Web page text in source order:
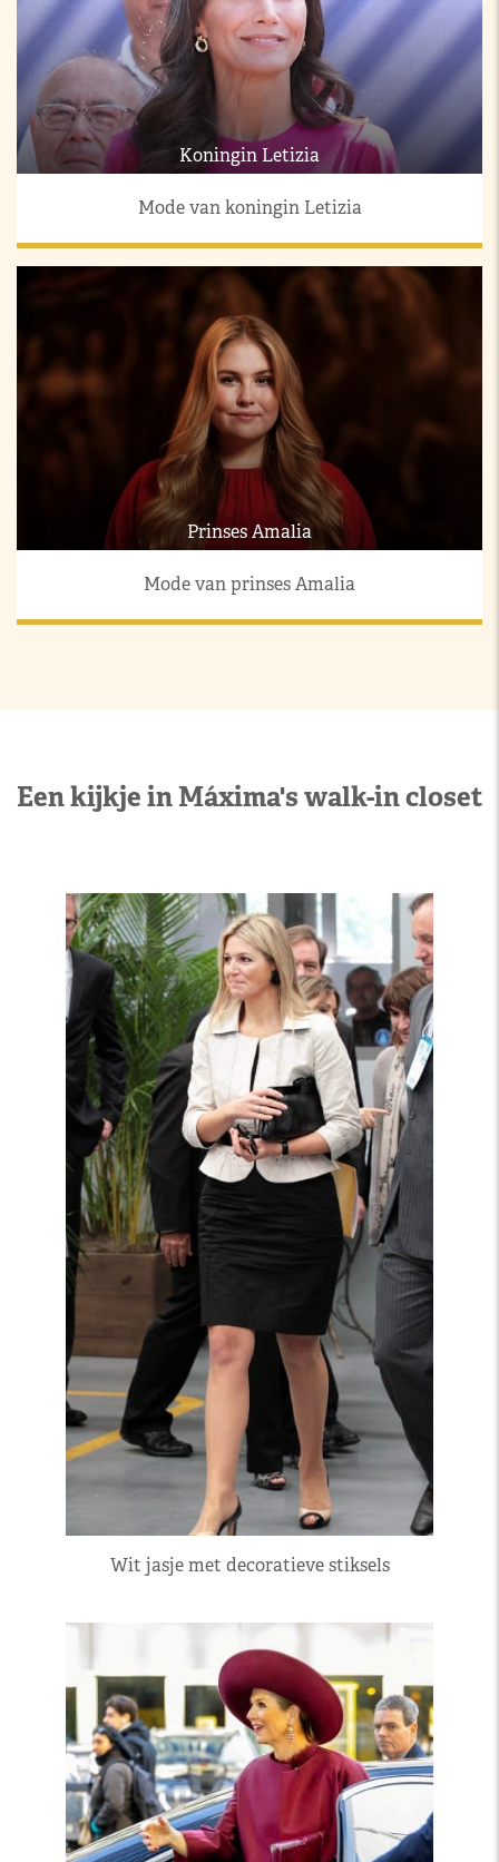
Koningin Letizia
Mode van koningin Letizia
Prinses Amalia
Mode van prinses Amalia
Een kijkje in Máxima's walk-in closet
Wit jasje met decoratieve stiksels